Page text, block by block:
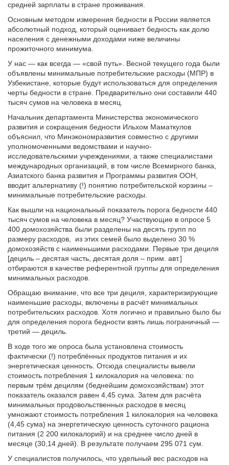
средней зарплаты в стране проживания.
Основным методом измерения бедности в России является
абсолютный подход, который оценивает бедность как долю
населения с денежными доходами ниже величины
прожиточного минимума.
У нас — как всегда — «свой путь». Весной текущего года были
объявлены минимальные потребительские расходы (МПР) в
Узбекистане, которые будут использоваться для определения
черты бедности в стране. Предварительно они составили 440
тысяч сумов на человека в месяц.
Начальник департамента Министерства экономического
развития и сокращения бедности Ильхом Маматкулов
объяснил, что Минэкономразвития совместно с другими
уполномоченными ведомствами и научно-
исследовательскими учреждениями, а также специалистами
международных организаций, в том числе Всемирного банка,
Азиатского банка развития и Программы развития ООН,
вводит альтернативу (!) понятию потребительской корзины –
минимальные потребительские расходы.
Как вышли на национальный показатель порога бедности 440
тысяч сумов на человека в месяц? Участвующие в опросе 5
400 домохозяйства были разделены на десять групп по
размеру расходов, из этих семей было выделено 30 %
домохозяйств с наименьшими расходами. Первые три дециля
[дециль – десятая часть, десятая доля – прим. авт.]
отбираются в качестве референтной группы для определения
минимальных расходов.
Обращаю внимание, что все три дециля, характеризирующие
наименьшие расходы, включены в расчёт минимальных
потребительских расходов. Хотя логично и правильно было бы
для определения порога бедности взять лишь пограничный —
третий — дециль.
В ходе того же опроса была установлена стоимость
фактически (!) потреблённых продуктов питания и их
энергетическая ценность. Отсюда специалисты вывели
стоимость потребления 1 килокалория на человека: по
первым трём децилям (беднейшим домохозяйствам) этот
показатель оказался равен 4,45 сума. Затем для расчёта
минимальных продовольственных расходов в месяц
умножают стоимость потребления 1 килокалория на человека
(4,45 сума) на энергетическую ценность суточного рациона
питания (2 200 килокалорий) и на среднее число дней в
месяце (30,14 дней). В результате получаем 295 071 сум.
У специалистов получилось, что удельный вес расходов на